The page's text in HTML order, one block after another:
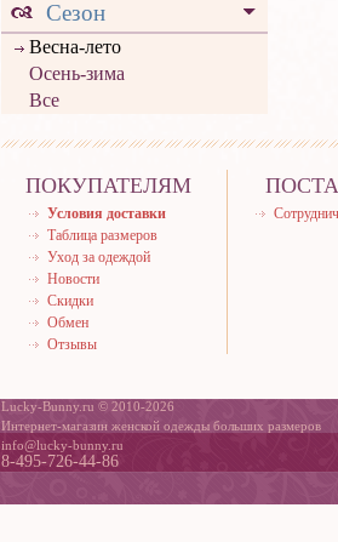
Сезон
Весна-лето
Осень-зима
Все
ПОКУПАТЕЛЯМ
Условия доставки
Таблица размеров
Уход за одеждой
Новости
Скидки
Обмен
Отзывы
Lucky-Bunny.ru © 2010-2026
Интернет-магазин женской одежды больших размеров
info@lucky-bunny.ru
8-495-726-44-86